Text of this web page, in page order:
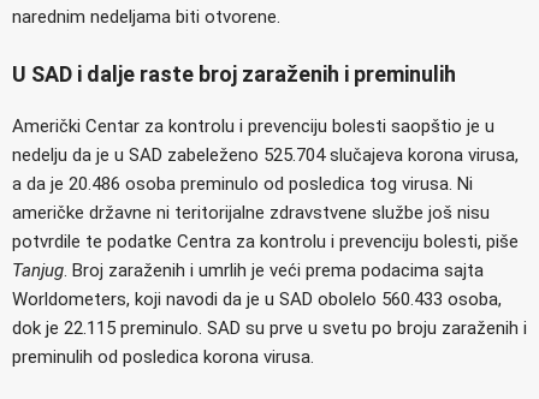
narednim nedeljama biti otvorene.
U SAD i dalje raste broj zaraženih i preminulih
Američki Centar za kontrolu i prevenciju bolesti saopštio je u
nedelju da je u SAD zabeleženo 525.704 slučajeva korona virusa,
a da je 20.486 osoba preminulo od posledica tog virusa. Ni
američke državne ni teritorijalne zdravstvene službe još nisu
potvrdile te podatke Centra za kontrolu i prevenciju bolesti, piše
Tanjug . Broj zaraženih i umrlih je veći prema podacima sajta
Worldometers, koji navodi da je u SAD obolelo 560.433 osoba,
dok je 22.115 preminulo. SAD su prve u svetu po broju zaraženih i
preminulih od posledica korona virusa.